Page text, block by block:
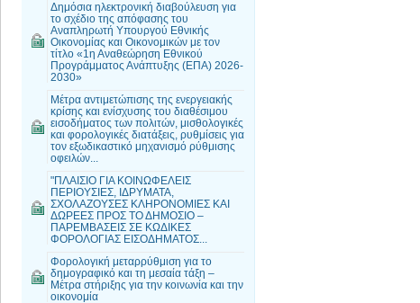
Δημόσια ηλεκτρονική διαβούλευση για
το σχέδιο της απόφασης του
Αναπληρωτή Υπουργού Εθνικής
Οικονομίας και Οικονομικών με τον
τίτλο «1η Αναθεώρηση Εθνικού
Προγράμματος Ανάπτυξης (ΕΠΑ) 2026-
2030»
Mέτρα αντιμετώπισης της ενεργειακής
κρίσης και ενίσχυσης του διαθέσιμου
εισοδήματος των πολιτών, μισθολογικές
και φορολογικές διατάξεις, ρυθμίσεις για
τον εξωδικαστικό μηχανισμό ρύθμισης
οφειλών...
"ΠΛΑΙΣΙΟ ΓΙΑ ΚΟΙΝΩΦΕΛΕΙΣ
ΠΕΡΙΟΥΣΙΕΣ, ΙΔΡΥΜΑΤΑ,
ΣΧΟΛΑΖΟΥΣΕΣ ΚΛΗΡΟΝΟΜΙΕΣ ΚΑΙ
ΔΩΡΕΕΣ ΠΡΟΣ ΤΟ ΔΗΜΟΣΙΟ –
ΠΑΡΕΜΒΑΣΕΙΣ ΣΕ ΚΩΔΙΚΕΣ
ΦΟΡΟΛΟΓΙΑΣ ΕΙΣΟΔΗΜΑΤΟΣ...
Φορολογική μεταρρύθμιση για το
δημογραφικό και τη μεσαία τάξη –
Μέτρα στήριξης για την κοινωνία και την
οικονομία